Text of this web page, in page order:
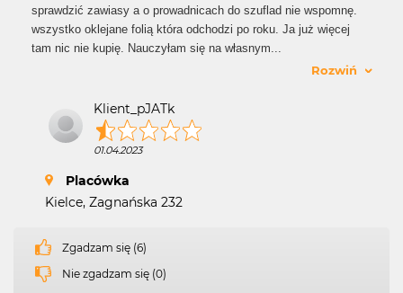
sprawdzić zawiasy a o prowadnicach do szuflad nie wspomnę.
wszystko oklejane folią która odchodzi po roku. Ja już więcej
tam nic nie kupię. Nauczyłam się na własnym...
Rozwiń
Klient_pJATk
01.04.2023
Placówka
Kielce, Zagnańska 232
Zgadzam się (6)
Nie zgadzam się (0)